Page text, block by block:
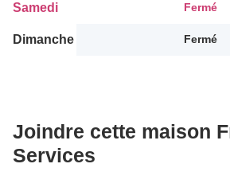
Samedi Fermé
Dimanche Fermé
Joindre cette maison
Services